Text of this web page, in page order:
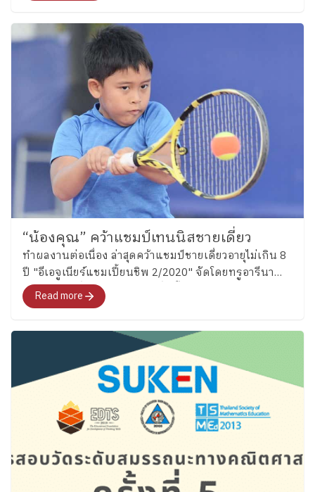
“น้องคุณ” คว้าแชมป์เทนนิสชายเดี่ยว
ทำผลงานต่อเนื่อง ล่าสุดคว้าแชมป์ชายเดี่ยวอายุไม่เกิน 8
ปี "อีเอจูเนียร์แชมเปี้ยนชิพ 2/2020" จัดโดยทรูอารีนา
หัวหิน ... ขอชื่นชมในความมุ่งมั่นตั้งใจของ "น้องคุณ"
นะคะ
Read more